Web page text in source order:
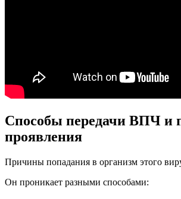
Способы передачи ВПЧ и
проявления
Причины попадания в организм этого
Он проникает разными способами: